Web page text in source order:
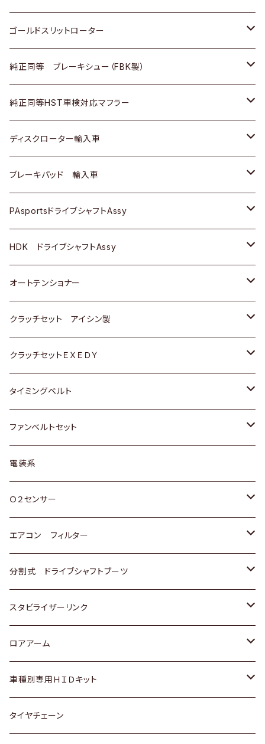
三菱ふそう
ＢＭＷ
三菱ふそう
その他
スバル
マツダ
三菱
スバル
三菱
ダイハツ
マツダ
三菱
スバル
日産
いすゞ
ダイハツ
マツダ
三菱
スバル
ＢＥＮＺ
スズキ
日産
ダイハツ
マツダ
三菱
スバル
ホンダ
日産
いすゞ
ダイハツ
マツダ
三菱
スバル
トヨタ
ホンダ
スズキ
日産
ダイハツ
マツダ
三菱
スバル
ゴールドスリットローター
トヨタ
ホンダ
スズキ
日産
ダイハツ
マツダ
三菱
スバル
純正同等 ブレーキシュー（FBK製）
ホンダ
スズキ
日産
ダイハツ
マツダ
三菱
スバル
純正同等HST車検対応マフラー
トヨタ
ホンダ
スズキ
日産
いすゞ
ダイハツ
マツダ
三菱
スバル
日野
ディスクローター輸入車
ＡＵＤＩ
ＢＥＮＺ
ＢＭＷ
GOLF
ＷＡＧＥＮ
アストロ（シボレー）
クライスラー
ブレーキパッド 輸入車
ＢＥＮＺ
ＢＭＷ
ＷＡＧＥＮ
ＶＯＬＶＯ
PAsportsドライブシャフトAssy
トヨタ
ホンダ
スズキ
日産
ダイハツ
マツダ
三菱
スバル
HDK ドライブシャフトAssy
スズキ
ダイハツ
日産
ホンダ
マツダ
オートテンショナー
トヨタ
クラッチセット アイシン製
ホンダ
スズキ
ダイハツ
マツダ
三菱
スバル
クラッチセットＥＸＥＤＹ
ホンダ
スズキ
日産
ダイハツ
マツダ
三菱
スバル
タイミングベルト
トヨタ
スズキ
ダイハツ
三菱
スバル
ファンベルトセット
トヨタ
ホンダ
スズキ
日産
いすゞ
ダイハツ
マツダ
三菱
電装系
Ｏ２センサー
トヨタ
ホンダ
スズキ
日産
ダイハツ
マツダ
エアコン フィルター
トヨタ
ホンダ
スズキ
日産
いすゞ
分割式 ドライブシャフトブーツ
トヨタ
ホンダ
スズキ
日産
スタビライザーリンク
トヨタ
ホンダ
スズキ
ロアアーム
ホンダ
スズキ
車種別専用ＨＩＤキット
トヨタ
タイヤチェーン